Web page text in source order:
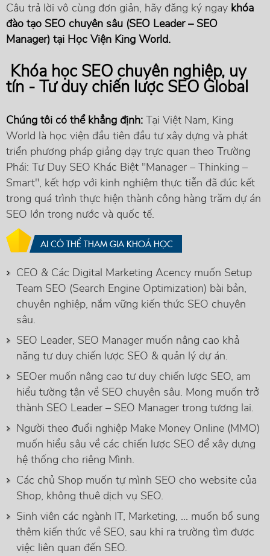
Câu trả lời vô cùng đơn giản, hãy đăng ký ngay khóa
đào tạo SEO chuyên sâu (SEO Leader – SEO
Manager) tại Học Viện King World.
Khóa học SEO chuyên nghiệp, uy
tín - Tư duy chiến lược SEO Global
Chúng tôi có thể khẳng định: Tại Việt Nam, King
World là học viện đầu tiên đầu tư xây dựng và phát
triển phương pháp giảng dạy trực quan theo Trường
Phái: Tư Duy SEO Khác Biệt "Manager – Thinking –
Smart", kết hợp với kinh nghiệm thực tiễn đã đúc kết
trong quá trình thực hiện thành công hàng trăm dự án
SEO lớn trong nước và quốc tế.
AI CÓ THỂ THAM GIA KHOÁ HỌC
CEO & Các Digital Marketing Acency muốn Setup
Team SEO (Search Engine Optimization) bài bản,
chuyên nghiệp, nắm vững kiến thức SEO chuyên
sâu.
SEO Leader, SEO Manager muốn nâng cao khả
năng tư duy chiến lược SEO & quản lý dự án.
SEOer muốn nâng cao tư duy chiến lược SEO, am
hiểu tường tận về SEO chuyên sâu. Mong muốn trở
thành SEO Leader – SEO Manager trong tương lai.
Người theo đuổi nghiệp Make Money Online (MMO)
muốn hiểu sâu về các chiến lược SEO để xây dựng
hệ thống cho riêng Mình.
Các chủ Shop muốn tự mình SEO cho website của
Shop, không thuê dịch vụ SEO.
Sinh viên các ngành IT, Marketing, ... muốn bổ sung
thêm kiến thức về SEO, sau khi ra trường tìm được
việc liên quan đến SEO.